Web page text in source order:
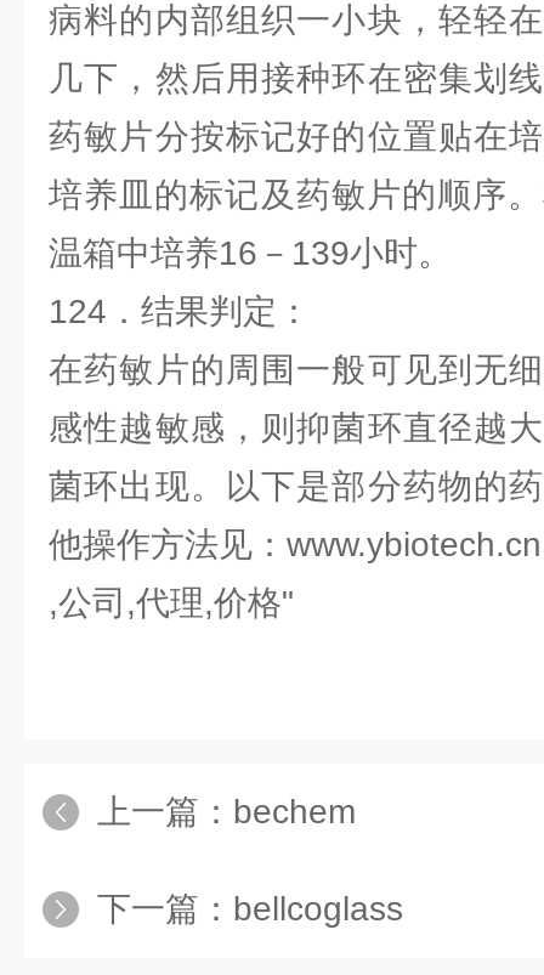
病料的内部组织一小块，轻轻
几下，然后用接种环在密集划
药敏片分按标记好的位置贴在
培养皿的标记及药敏片的顺序
温箱中培养16－139小时。
124．结果判定：
在药敏片的周围一般可见到无
感性越敏感，则抑菌环直径越
菌环出现。以下是部分药物的
他操作方法见：www.ybiotech.cn
,公司,代理,价格"
上一篇： bechem
下一篇： bellcoglass